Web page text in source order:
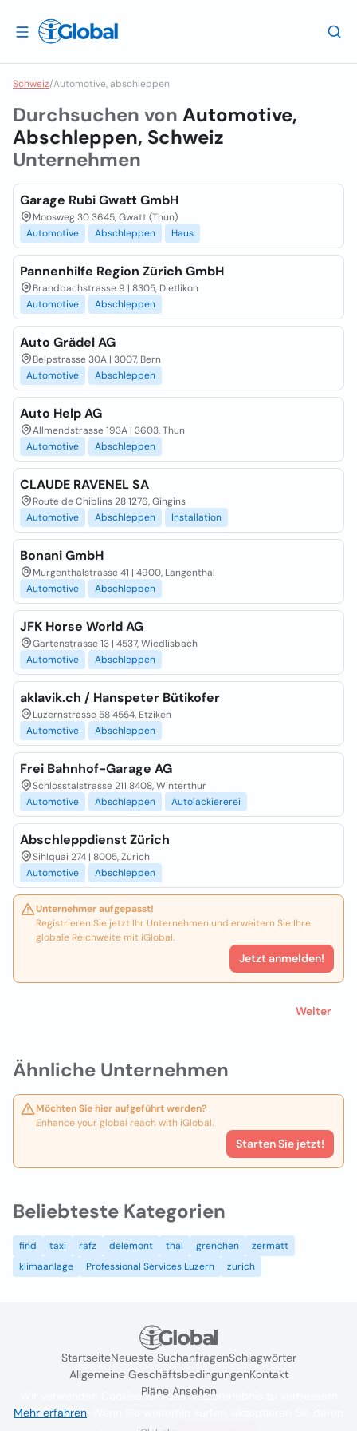
Schweiz/Automotive, abschleppen
Ähnliche Unternehmen
Möchten Sie hier aufgeführt werden?
Enhance your global reach with iGlobal.
Starten Sie jetzt!
Durchsuchen von Automotive,
Abschleppen, Schweiz
Unternehmen
Garage Rubi Gwatt GmbH
Moosweg 30 3645, Gwatt (Thun)
Automotive
Abschleppen Haus
Pannenhilfe Region Zürich GmbH
Brandbachstrasse 9 | 8305, Dietlikon
Automotive
Abschleppen
Auto Grädel AG
Belpstrasse 30A | 3007, Bern
Automotive
Abschleppen
Auto Help AG
Allmendstrasse 193A | 3603, Thun
Automotive
Abschleppen
CLAUDE RAVENEL SA
Route de Chiblins 28 1276, Gingins
Automotive
Abschleppen Installation
Bonani GmbH
Murgenthalstrasse 41 | 4900, Langenthal
Automotive
Abschleppen
JFK Horse World AG
Gartenstrasse 13 | 4537, Wiedlisbach
Automotive
Abschleppen
aklavik.ch / Hanspeter Bütikofer
Luzernstrasse 58 4554, Etziken
Automotive
Abschleppen
Frei Bahnhof-Garage AG
Schlosstalstrasse 211 8408, Winterthur
Automotive
Abschleppen Autolackiererei
Abschleppdienst Zürich
Sihlquai 274 | 8005, Zürich
Automotive
Abschleppen
Unternehmer aufgepasst!
Registrieren Sie jetzt Ihr Unternehmen und erweitern Sie Ihre
globale Reichweite mit iGlobal.
Jetzt anmelden!
Weiter
Beliebteste Kategorien
find taxi rafz delemont thal grenchen
zermatt
klimaanlage
Professional Services Luzern zurich
StartseiteNeueste SuchanfragenSchlagwörter
Allgemeine GeschäftsbedingungenKontakt
Pläne Ansehen
Wir verwenden Cookies, um das Nutzererlebnis zu verbessern
Mehr erfahren